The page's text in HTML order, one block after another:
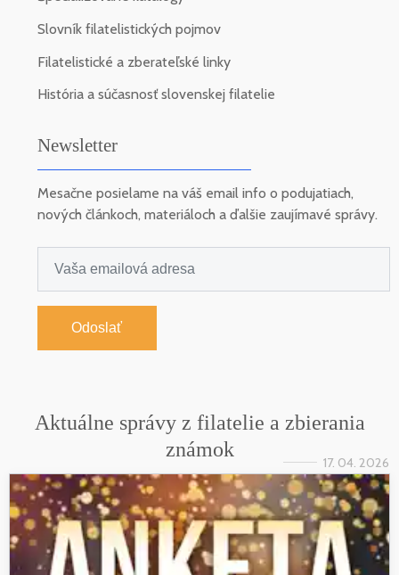
Slovník filatelistických pojmov
Filatelistické a zberateľské linky
História a súčasnosť slovenskej filatelie
Newsletter
Mesačne posielame na váš email info o podujatiach,
nových článkoch, materiáloch a ďalšie zaujímavé správy.
Odoslať
Aktuálne správy z filatelie a zbierania
známok
17. 04. 2026